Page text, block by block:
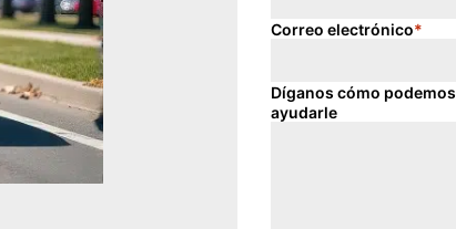
Correo electrónico*
Díganos cómo podemos
ayudarle